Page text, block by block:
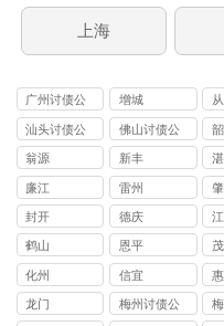
上海
广州讨债公
司
增城
汕头讨债公
司
佛山讨债公
司
司
翁源 新丰
司
廉江 雷州
司
封开 德庆
司
鹤山 恩平
司
化州 信宜
司
龙门
梅州讨债公